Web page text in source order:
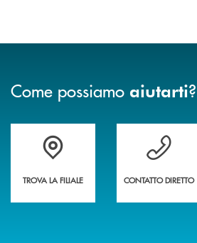
Come possiamo aiutarti?
Trova la filiale più vicina a te&nbsp;
TROVA LA FILIALE
Hai bisogno di
CONTATTO DIRETTO